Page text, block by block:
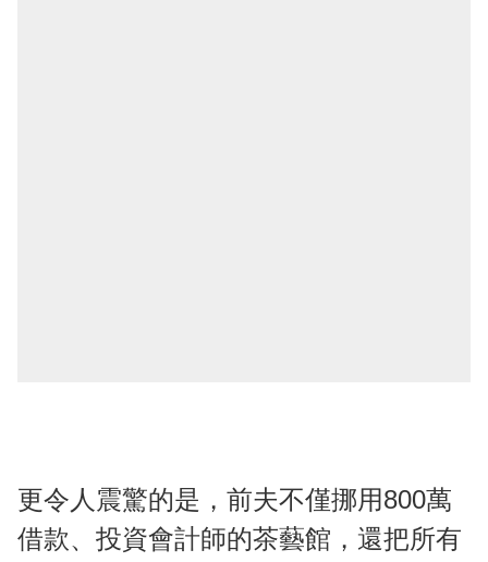
更令人震驚的是，前夫不僅挪用800萬
借款、投資會計師的茶藝館，還把所有